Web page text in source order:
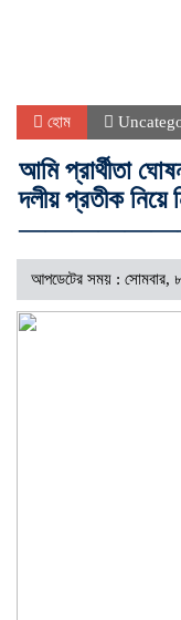
হোম
আমি প্রার্থীতা
দলীয় প্রতীক নিয়ে
আপডেটের সময় : সোমবার,